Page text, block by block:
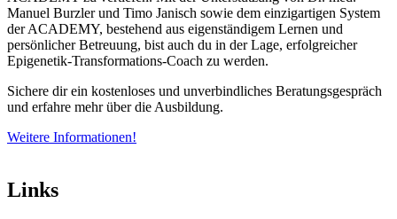
Manuel Burzler und Timo Janisch sowie dem einzigartigen System
derACADEMY, bestehend aus eigenständigem Lernen und
persönlicher Betreuung, bist auch du in der Lage, erfolgreicher
Epigenetik-Transformations-Coach zu werden.
Sichere dir ein kostenloses und unverbindliches Beratungsgespräch
und erfahre mehr über die Ausbildung.
Weitere Informationen!
Links